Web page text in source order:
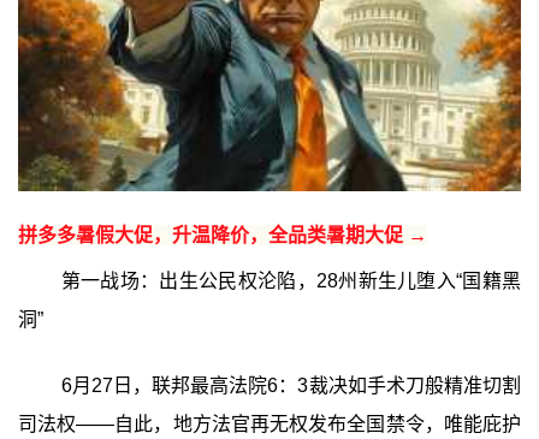
拼多多暑假大促，升温降价，全品类暑期大促 →
第一战场：出生公民权沦陷，28州新生儿堕入“国籍黑
洞”
6月27日，联邦最高法院6：3裁决如手术刀般精准切割
司法权——自此，地方法官再无权发布全国禁令，唯能庇护